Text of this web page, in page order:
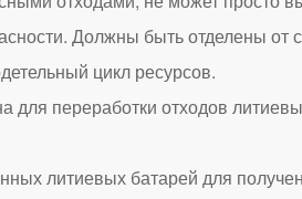
Должны быть отделены от
цикл ресурсов.
литиевых батарей для